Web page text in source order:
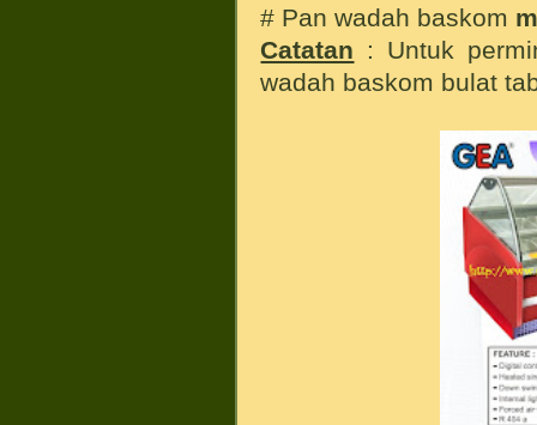
# Pan wadah baskom
Catatan : Untuk
wadah baskom bulat